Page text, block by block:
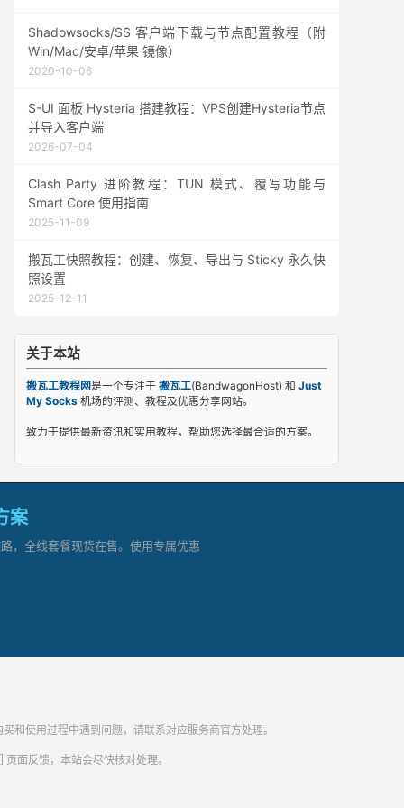
Shadowsocks/SS 客户端下载与节点配置教程（附
Win/Mac/安卓/苹果 镜像）
2020-10-06
S-UI 面板 Hysteria 搭建教程：VPS创建Hysteria节点
并导入客户端
2026-07-04
Clash Party 进阶教程：TUN 模式、覆写功能与
Smart Core 使用指南
2025-11-09
搬瓦工快照教程：创建、恢复、导出与 Sticky 永久快
照设置
2025-12-11
关于本站
搬瓦工教程网是一个专注于 搬瓦工(BandwagonHost) 和 Just
My Socks 机场的评测、教程及优惠分享网站。
致力于提供最新资讯和实用教程，帮助您选择最合适的方案。
案
，全线套餐现货在售。使用专属优惠
使用过程中遇到问题，请联系对应服务商官方处理。
页面反馈，本站会尽快核对处理。